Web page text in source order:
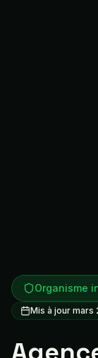
Organisme
Mis à jour mars